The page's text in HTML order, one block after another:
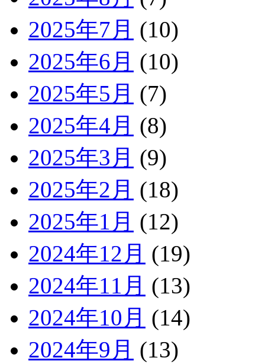
2025年7月 (10)
2025年6月 (10)
2025年5月 (7)
2025年4月 (8)
2025年3月 (9)
2025年2月 (18)
2025年1月 (12)
2024年12月 (19)
2024年11月 (13)
2024年10月 (14)
2024年9月 (13)